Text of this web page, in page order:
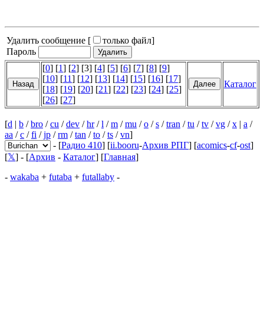
Удалить сообщение [ только файл]
Пароль
[0] [1] [2] [3] [4] [5] [6] [7] [8] [9]
[10] [11] [12] [13] [14] [15] [16] [17]
[18] [19] [20] [21] [22] [23] [24] [25]
[26] [27]
Каталог
[d | b /bro /cu /dev /hr/l /m /mu /o /s /tran /tu /tv /vg /x | a /
aa /c /fi /jp /rm /tan /to /ts /vn]
- [Радио 410] [ii.booru-Архив РПГ] [acomics-cf-ost]
[𝕏] - [Архив - Каталог] [Главная]
- wakaba + futaba + futallaby -